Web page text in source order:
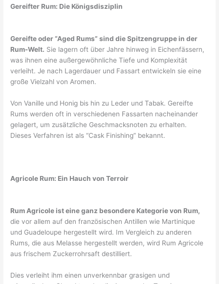
Gereifter Rum: Die Königsdisziplin
Gereifte oder “Aged Rums” sind die Spitzengruppe in der
Rum-Welt. Sie lagern oft über Jahre hinweg in Eichenfässern,
was ihnen eine außergewöhnliche Tiefe und Komplexität
verleiht. Je nach Lagerdauer und Fassart entwickeln sie eine
große Vielzahl von Aromen.
Von Vanille und Honig bis hin zu Leder und Tabak. Gereifte
Rums werden oft in verschiedenen Fassarten nacheinander
gelagert, um zusätzliche Geschmacksnoten zu erhalten.
Dieses Verfahren ist als “Cask Finishing” bekannt.
Agricole Rum: Ein Hauch von Terroir
Rum Agricole ist eine ganz besondere Kategorie von Rum,
die vor allem auf den französischen Antillen wie Martinique
und Guadeloupe hergestellt wird. Im Vergleich zu anderen
Rums, die aus Melasse hergestellt werden, wird Rum Agricole
aus frischem Zuckerrohrsaft destilliert.
Dies verleiht ihm einen unverkennbar grasigen und